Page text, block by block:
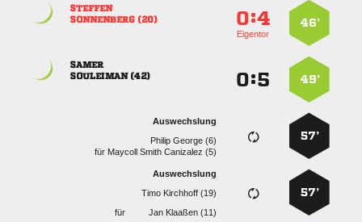
46’
:
Eigentor

 
49’
:

 
57’
Auswechslung
  
für    
57’
Auswechslung
  
für
  